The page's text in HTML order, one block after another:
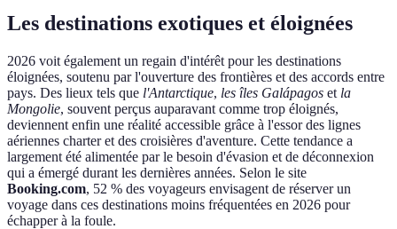
Les destinations exotiques et éloignées
2026 voit également un regain d'intérêt pour les destinations
éloignées, soutenu par l'ouverture des frontières et des accords entre
pays. Des lieux tels que l'Antarctique, les îles Galápagos et la
Mongolie, souvent perçus auparavant comme trop éloignés,
deviennent enfin une réalité accessible grâce à l'essor des lignes
aériennes charter et des croisières d'aventure. Cette tendance a
largement été alimentée par le besoin d'évasion et de déconnexion
qui a émergé durant les dernières années. Selon le site
Booking.com, 52 % des voyageurs envisagent de réserver un
voyage dans ces destinations moins fréquentées en 2026 pour
échapper à la foule.